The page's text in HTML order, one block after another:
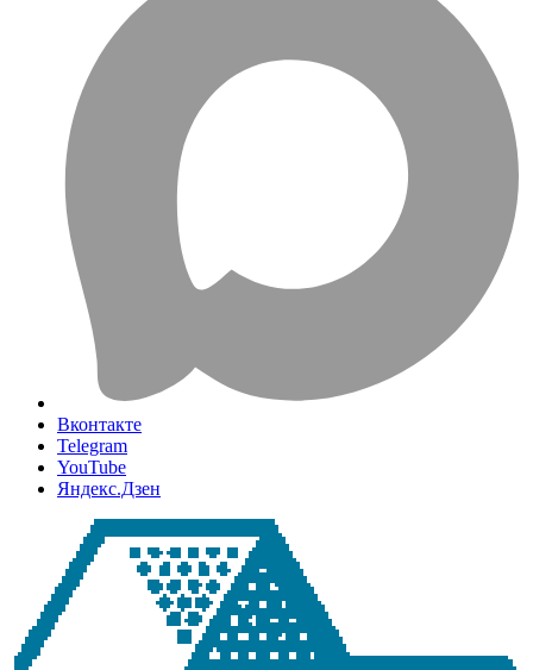
Вконтакте
Telegram
YouTube
Яндекс.Дзен